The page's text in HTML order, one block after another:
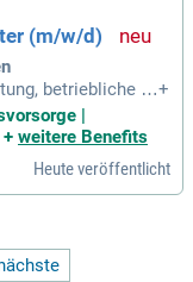
(m/w/d)
betriebliche Al
Nutzung, großz
+
|
+ weitere Benefits
Heute veröffentlicht